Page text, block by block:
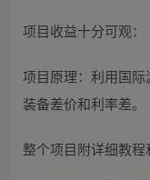
项目收益十分可观：
项目原理：利用国
装备差价和利率差。
整个项目附详细教程